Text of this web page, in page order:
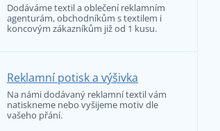
Dodáváme textil a oblečení reklamním
agenturám, obchodníkům s textilem i
koncovým zákazníkům již od 1 kusu.
Reklamní potisk a výšivka
Na námi dodávaný reklamní textil vám
natiskneme nebo vyšijeme motiv dle
vašeho přání.